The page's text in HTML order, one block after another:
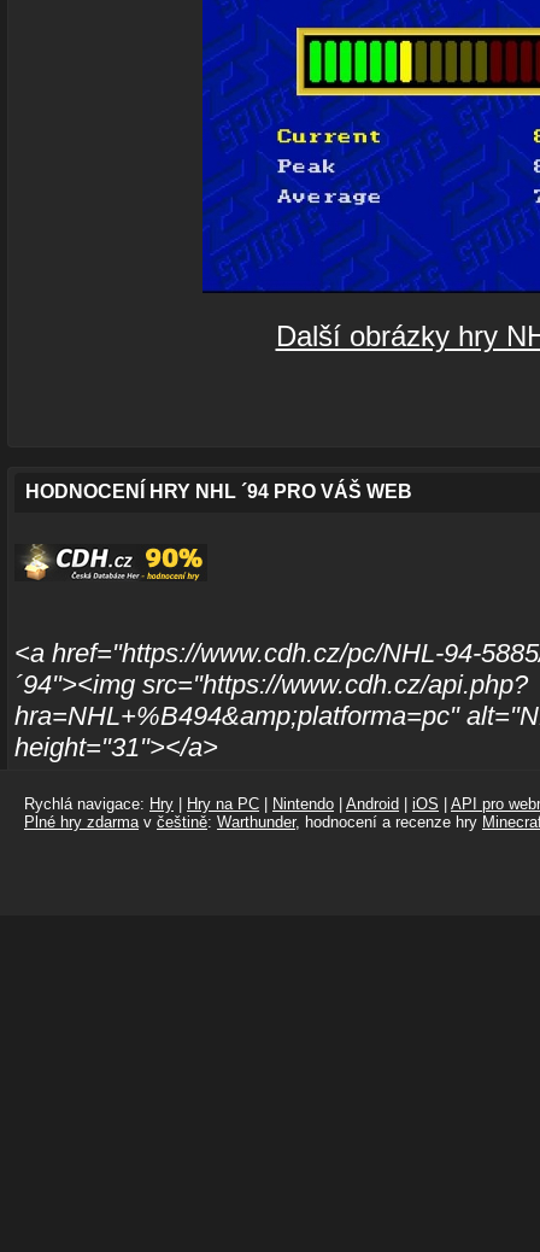
Další obrázky hry
HODNOCENÍ HRY NHL ´94 PRO VÁŠ WEB
<a href="https://www.cdh.cz/pc/NHL-94-
´94"><img src="https://www.cdh.cz/api.php?
hra=NHL+%B494&amp;platforma=pc"
height="31"></a>
Rychlá navigace: Hry Hry na PC Nintendo Android iOS
API pro
Plné hry zdarma v češtině: Warthunder, hodnocení a recenze hry